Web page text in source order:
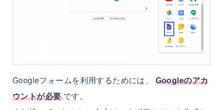
Googleフォームを利用するためには、 Googleのアカ
ウントが必要です。